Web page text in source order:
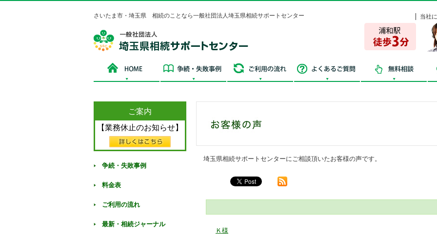
さいたま市・埼玉県 相続のことなら一般社団法人埼玉県相続サポートセンター 当社
HOME 争続・失敗事例 ご利用の流れ よくあるご質問
埼玉県相続サポートセンターにご相談頂いたお客様の声です。
Ｋ様
ご案内
【業務休止のお知らせ】
争続・失敗事例
料金表
ご利用の流れ
最新・相続ジャーナル